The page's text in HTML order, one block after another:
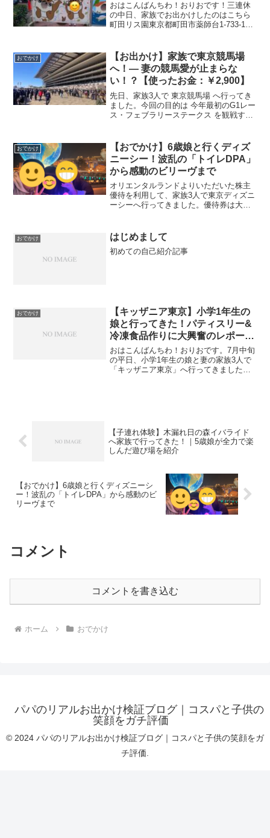
おはこんばんちわ！おりおです！三連休
の中日、家族でお出かけしたのはこちら
町田リス園東京都町田市薬師台1-733-1小
大人５００円大人二人と子供一人で合計
１３００円！観光...
おでかけ
【お出かけ】家族で東京競馬場
へ！— 妻の競馬愛が止まらな
い！？【使ったお金：￥2,900】
先日、家族3人で 東京競馬場 へ行ってき
ました。今回の目的は 今年最初のG1レー
ス・フェブラリーステークス を観戦する
エムオペラオーの時代 に競馬にハマって
いたもの...
おでかけ
【おでかけ】6歳娘と行くディズ
ニーシー！波乱の「トイレDPA」
から感動のビリーヴまで
オリエンタルランドよりいただいた株主
優待を利用して、家族3人で東京ディズニ
ーシーへ行ってきました。優待券は大人2
歳。今回は「無理をしない、でも課金
（DPA）は効率的に...
おでかけ はじめまして
初めての自己紹介記事
おでかけ
【キッザニア東京】小学1年生の
娘と行ってきた！パティスリー&
冷凍食品作りに大興奮のレポート
【使ったお金：18,400円】
おはこんばんちわ！おりおです。7月中旬
の平日、小学1年生の娘と妻の家族3人で
「キッザニア東京」へ行ってきました！
【子連れ体験】木漏れ日の森イバライド
へ家族で行ってきた！｜5歳娘が全力で楽
しんだ遊び場を紹介
【おでかけ】6歳娘と行くディズニーシ
ー！波乱の「トイレDPA」から感動のビ
リーヴまで
コメント
コメントを書き込む
ホーム おでかけ
パパのリアルお出かけ検証ブログ｜コスパと子供の
笑顔をガチ評価
© 2024 パパのリアルお出かけ検証ブログ｜コスパと子供の笑顔をガ
チ評価.